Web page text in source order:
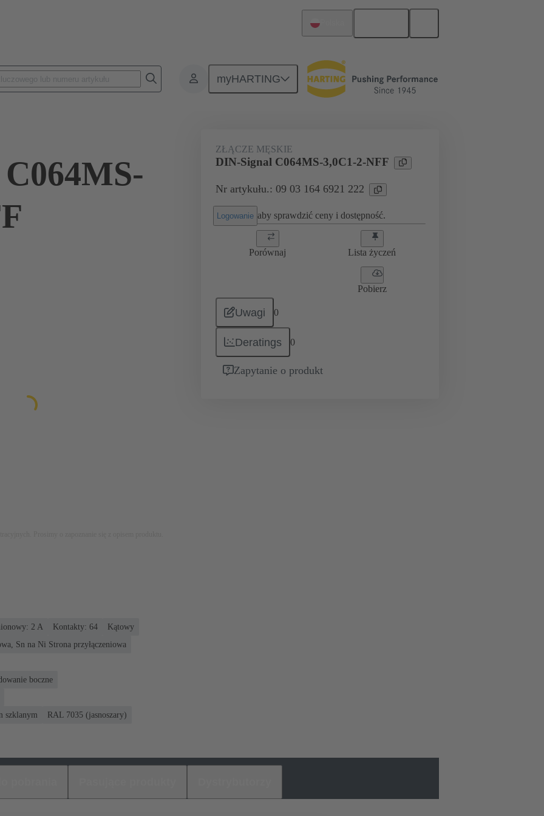
myHARTING
Produkty Połączenie między płytą-matką a płytą-córką 09 03 164 6921 222
ZŁĄCZE MĘSKIE
DIN-Signal C064MS-3,0C1-2-NFF
Nr artykułu.: 09 03 164 6921 222
Logowanie aby sprawdzić ceny i dostępność.
Porównaj Lista życzeń
Pobierz
Uwagi 0
Deratings 0
Zapytanie o produkt
‌2 A Kontakty: 64
Kątowy
Sn na Ni Strona przyłączeniowa
boczne
szklanym
RAL 7035 (jasnoszary)